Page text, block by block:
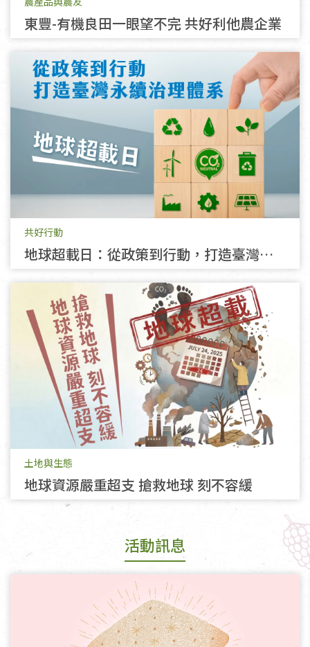
東豐-有機良田一眼望不完 共好利他農企業
共好行動
地球超載日：從政策到行動，打造臺灣永
土地與生態
地球資源嚴重超支 搶救地球 刻不容緩
活動訊息